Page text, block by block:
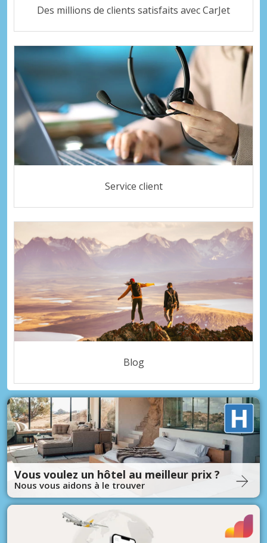
Des millions de clients satisfaits avec CarJet
Service client
Blog
Vous voulez un hôtel au meilleur prix ?
Nous vous aidons à le trouver